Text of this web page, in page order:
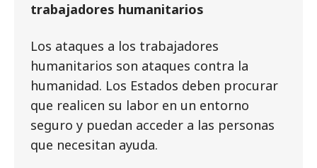
trabajadores humanitarios
Los ataques a los trabajadores
humanitarios son ataques contra la
humanidad. Los Estados deben procurar
que realicen su labor en un entorno
seguro y puedan acceder a las personas
que necesitan ayuda.